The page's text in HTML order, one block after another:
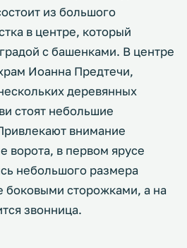
из большого
в центре, который
с башенками. В центре
Иоанна Предтечи,
деревянных
стоят небольшие
внимание
ворота, в первом ярусе
небольшого размера
сторожками, а на
звонница.